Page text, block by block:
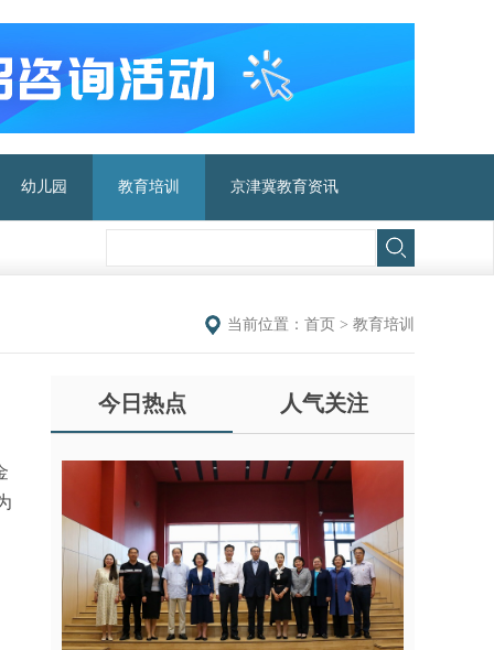
幼儿园 教育培训 京津冀教育资讯
当前位置： 首页 > 教育培训
今日热点 人气关注